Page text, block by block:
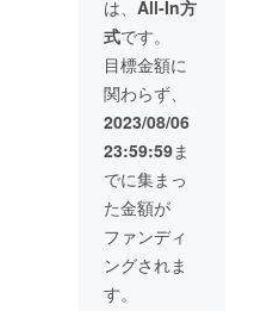
ご確認
くださ
い。 ・
実際に
お届け
するリ
とパッ
ケージ
等のデ
ザイン
が異な
る場合
があり
きま
す。 ・
常温便
でのお
届けと
なりま
す。 ・
賞味期
限は常
温で30
日 と
なって
おりま
す。
ていた
だきま
す。 ・
モデル
のワン
ちゃん
写真以
外の仕
様・デ
ザイン
はマメ
ノキ側
で決定
しま
ても問
題のな
い飼い
主さま
■注意事
項 ・設
置期間
は1年間
となり
ます。
・支援
者様に
はメー
ルにて
ドッグ
パー
ク、せ
んねん
の木
（祇園
店、君
津店、
市原
店）、
BAACU
Sとなり
ます。
■注意事
は、 All-In方
式です。
目標金額に
関わらず、
2023/08/06
23:59:59ま
でに集まっ
た金額が
ファンディ
ングされま
す。